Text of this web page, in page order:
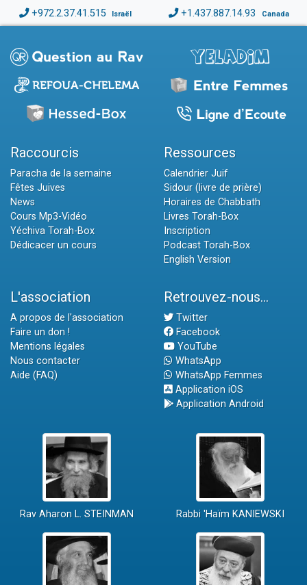
+972.2.37.41.515 Israël +1.437.887.14.93 Canada
Raccourcis
Paracha de la semaine
Fêtes Juives
News
Cours Mp3-Vidéo
Yéchiva Torah-Box
Dédicacer un cours
Ressources
Calendrier Juif
Sidour (livre de prière)
Horaires de Chabbath
Livres Torah-Box
Inscription
Podcast Torah-Box
English Version
L'association
A propos de l'association
Faire un don !
Mentions légales
Nous contacter
Aide (FAQ)
Retrouvez-nous...
Twitter
Facebook
YouTube
WhatsApp
WhatsApp Femmes
Application iOS
Application Android
Rav Aharon L. STEINMAN Rabbi 'Haïm KANIEWSKI